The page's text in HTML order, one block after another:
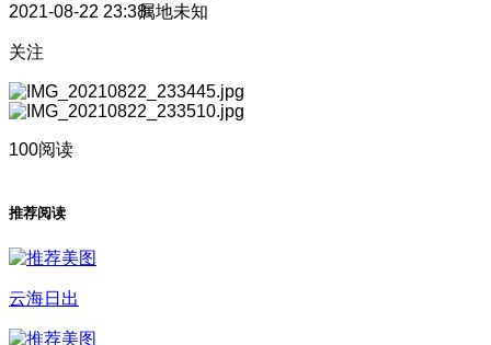
2021-08-22 23:38属地未知
关注
100阅读
推荐阅读
云海日出